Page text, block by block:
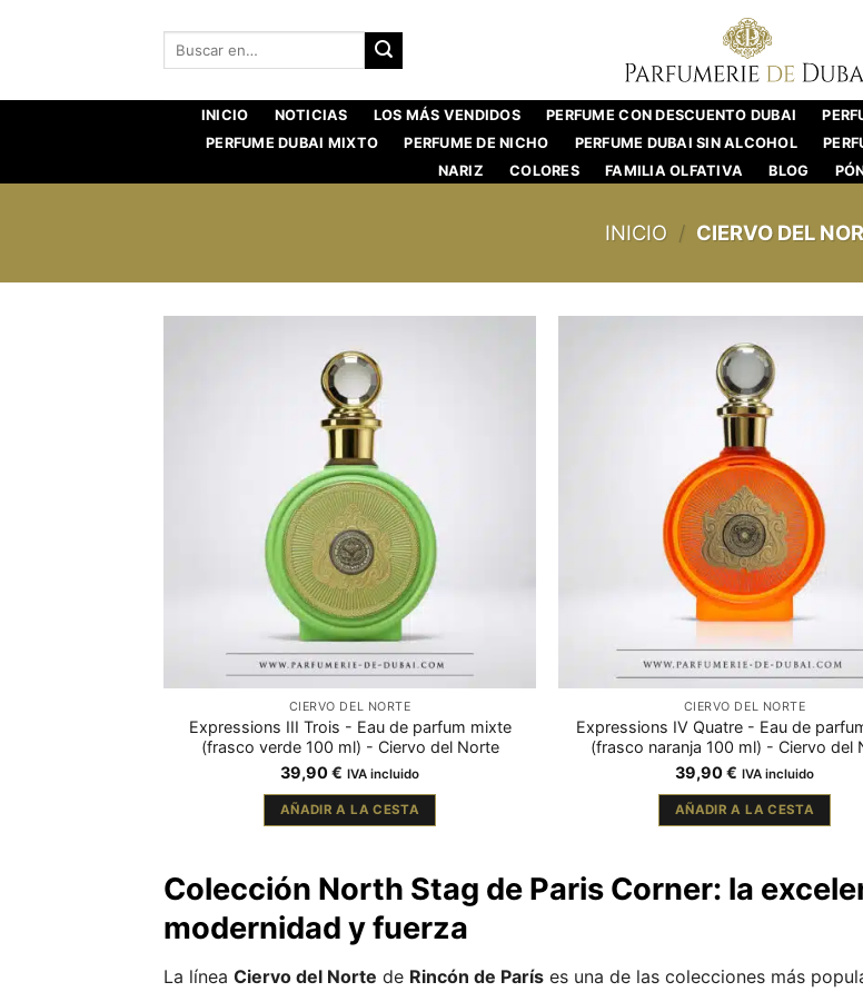
Buscar:
INICIO NOTICIAS LOS MÁS VENDIDOS PERFUME CON DESCUENTO DUBAI
PERFUME DUBAI MIXTO
PERFUME DE NICHO PERFUME DUBAI SIN ALCOHOL
NARIZ
COLORES FAMILIA OLFATIVA BLOG
INICIO / CIERVO DEL
CIERVO DEL NORTE
Expressions III Trois - Eau de parfum mixte
(frasco verde 100 ml) - Ciervo del Norte
39,90€ IVA incluido
AÑADIR A LA CESTA
CIERVO DEL NORTE
Expressions IV Quatre - Eau de
(frasco naranja 100 ml) - Ciervo del
39,90€ IVA incluido
AÑADIR A LA CESTA
Colección North Stag de Paris Corner: la
modernidad y fuerza
La línea Ciervo del Norte de Rincón de París es una de las colecciones más